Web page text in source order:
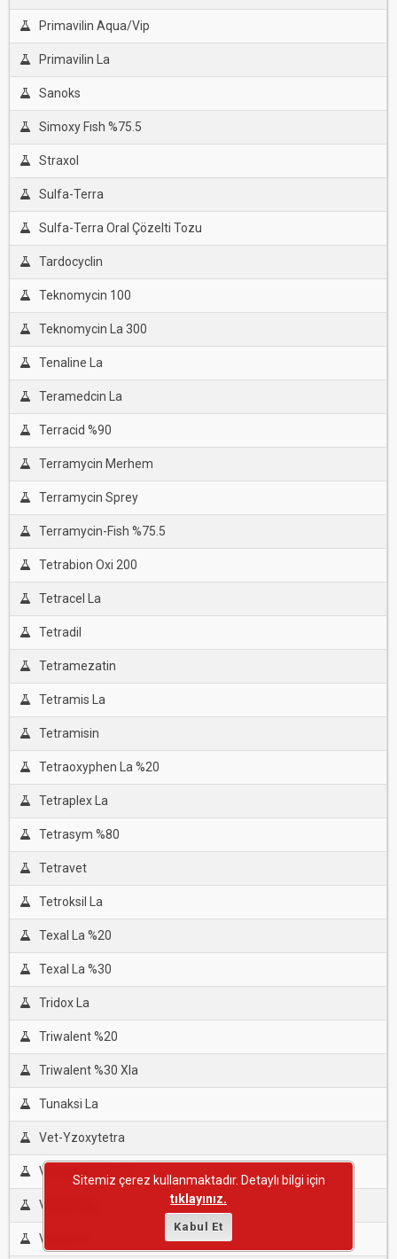
Primavilin Aqua/Vip
Primavilin La
Sanoks
Simoxy Fısh %75.5
Straxol
Sulfa-Terra
Sulfa-Terra Oral Çözelti Tozu
Tardocyclin
Teknomycin 100
Teknomycin La 300
Tenaline La
Teramedcin La
Terracid %90
Terramycin Merhem
Terramycin Sprey
Terramycin-Fish %75.5
Tetrabion Oxi 200
Tetracel La
Tetradil
Tetramezatin
Tetramis La
Tetramisin
Tetraoxyphen La %20
Tetraplex La
Tetrasym %80
Tetravet
Tetroksil La
Texal La %20
Texal La %30
Tridox La
Triwalent %20
Triwalent %30 Xla
Tunaksi La
Vet-Yzoxytetra
Vimoxy-B %75.5
Viocid-Oxy
Vitaform
Sitemiz çerez kullanmaktadır. Detaylı bilgi için
tıklayınız.
Kabul Et